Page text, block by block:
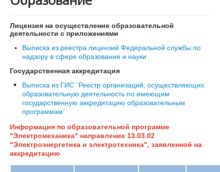
Лицензия на осуществление образовательной
деятельности с приложениями
Выписка из реестра лицензий Федеральной службы по
надзору в сфере образования и науки
Государственная аккредитация
Выписка из ГИС `Реестр организаций, осуществляющих
образовательную деятельность по имеющим
государственную аккредитацию образовательным
программам`
Информация по образовательной программе
"Электромеханика" направление 13.03.02
"Электроэнергетика и электротехника", заявленной на
аккредитацию